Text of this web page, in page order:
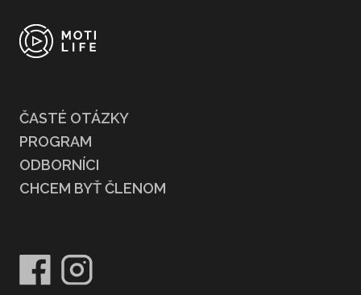
ČASTÉ OTÁZKY
PROGRAM
ODBORNÍCI
CHCEM BYŤ ČLENOM